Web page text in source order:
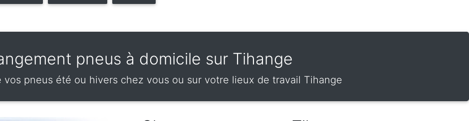
pneus à domicile sur Tihange
vos pneus été ou hivers chez vous ou sur votre lieux de travail Tihange